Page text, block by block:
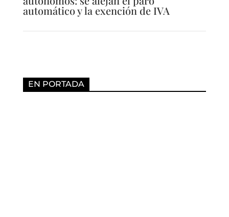
automático y la exención de IVA
EN PORTADA